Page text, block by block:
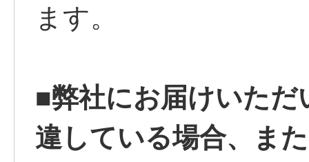
ます。
■弊社にお届けいただ
違している場合、ま